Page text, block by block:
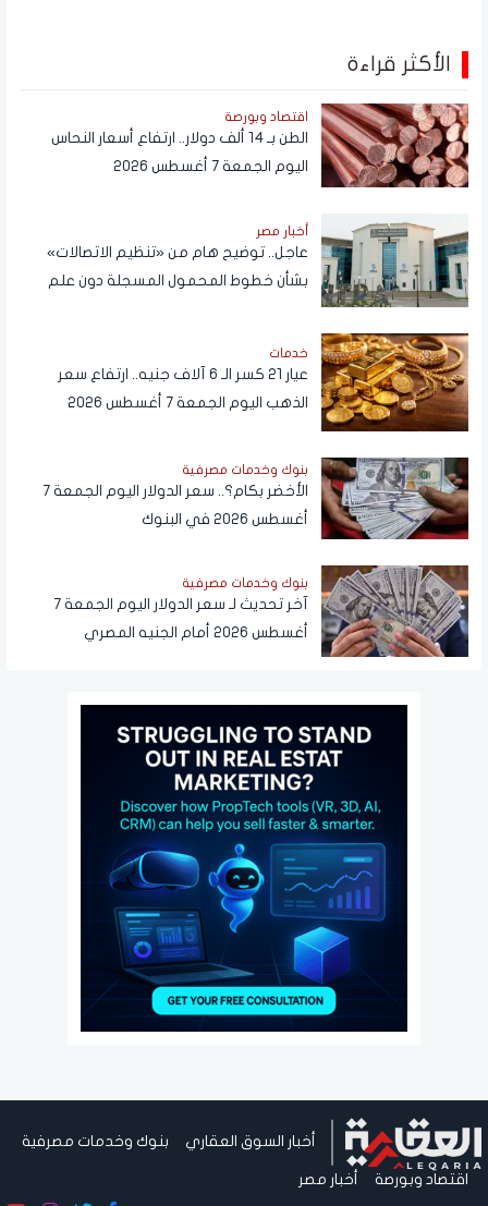
الأكثر قراءة
اقتصاد وبورصة
الطن بـ 14 ألف دولار.. ارتفاع أسعار النحاس
اليوم الجمعة 7 أغسطس 2026
أخبار مصر
عاجل.. توضيح هام من «تنظيم الاتصالات»
بشأن خطوط المحمول المسجلة دون علم
خدمات
عيار 21 كسر الـ 6 آلاف جنيه.. ارتفاع سعر
الذهب اليوم الجمعة 7 أغسطس 2026
بنوك وخدمات مصرفية
الأخضر بكام؟.. سعر الدولار اليوم الجمعة 7
أغسطس 2026 في البنوك
بنوك وخدمات مصرفية
آخر تحديث لـ سعر الدولار اليوم الجمعة 7
أغسطس 2026 أمام الجنيه المصري
أخبار السوق العقاري بنوك وخدمات مصرفية
اقتصاد وبورصة أخبار مصر